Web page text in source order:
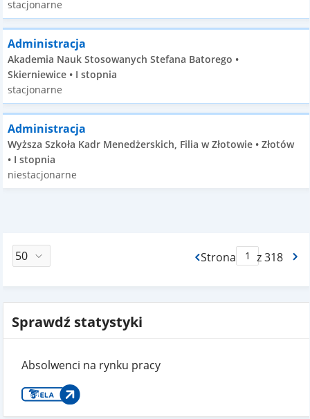
stacjonarne
Administracja
Akademia Nauk Stosowanych Stefana Batorego •
Skierniewice • I stopnia
stacjonarne
Administracja
Wyższa Szkoła Kadr Menedżerskich, Filia w Złotowie • Złotów
• I stopnia
niestacjonarne
Strona
Max Stronaz 318
Sprawdź statystyki
Absolwenci na rynku pracy